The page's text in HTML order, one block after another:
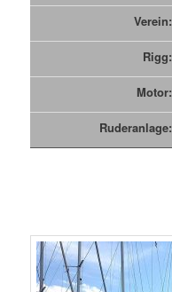
Verein:
Rigg:
Motor:
Ruderanlage: